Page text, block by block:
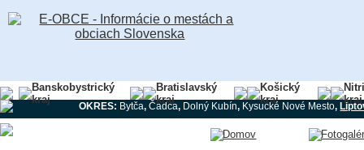
Banskobystrický
kraj
Bratislavský
kraj
Košický
kraj
kraj
OKRES: Bytča,Čadca, Dolný Kubín, Kysucké Nové Mesto,